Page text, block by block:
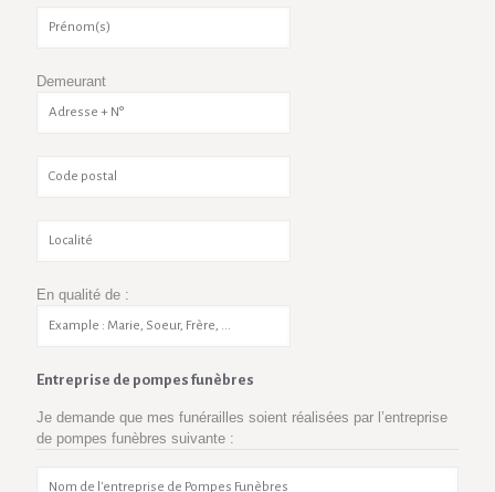
Demeurant
En qualité de :
Entreprise de pompes funèbres
Je demande que mes funérailles soient réalisées par l’entreprise
de pompes funèbres suivante :